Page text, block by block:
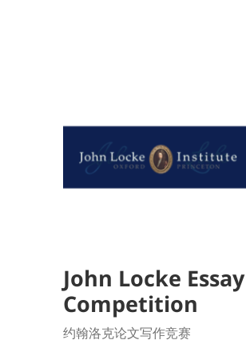
John Locke Essay
Competition
约翰洛克论文写作竞赛